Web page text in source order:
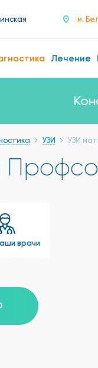
м.
Лечение
УЗИ УЗИ
врачи